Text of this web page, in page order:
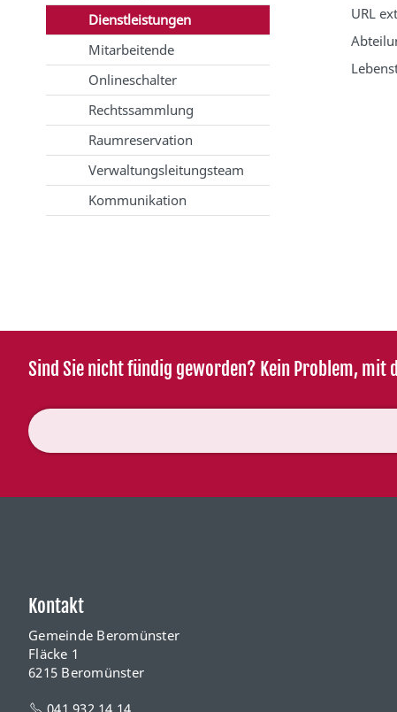
Dienstleistungen
Mitarbeitende
Onlineschalter
Rechtssammlung
Raumreservation
Verwaltungsleitungsteam
Kommunikation
URL
Sind Sie nicht fündig geworden? Kein Problem, mit
Kontakt
Gemeinde Beromünster
Fläcke 1
6215 Beromünster
041 932 14 14